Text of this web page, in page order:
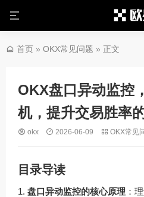
首页 » OKX常见问题 » 正文
OKX盘口异动监控
机，提升交易胜率
okx 2026-06-09 OKX常见
目录导读
盘口异动监控的核心原理 ：